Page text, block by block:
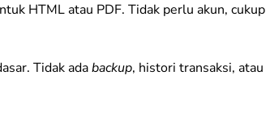
HTML atau PDF. Tidak perlu akun, cukup
Tidak adabackup, histori transaksi, atau